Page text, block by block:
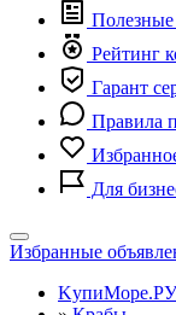
Полезные
Рейтинг
Гарант
Правила
Для
Toggle
navigation
Избранные
KупиМоре.РУ